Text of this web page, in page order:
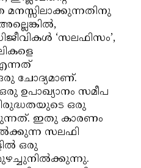
‘സലഫിസം’,
ഒരു ചോദ്യമാണ്.
ഉപാഖ്യാനം സമീപ
ഒരു
ഇതു കാരണം
സലഫി
ഒരു